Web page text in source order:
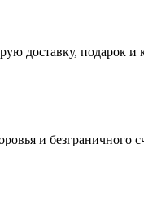
доставку, подарок и
и безграничного